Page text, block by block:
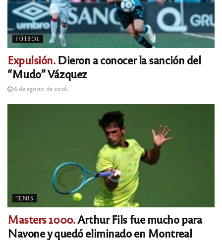
FÚTBOL
Expulsión.Dieron a conocer la sanción del
“Mudo” Vázquez
6 de agosto de 2026
TENIS
Masters 1000.Arthur Fils fue mucho para
Navone y quedó eliminado en Montreal